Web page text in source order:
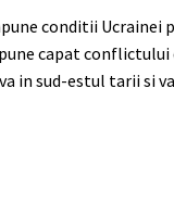
conditii Ucrainei
capat conflictului
in sud-estul tarii si